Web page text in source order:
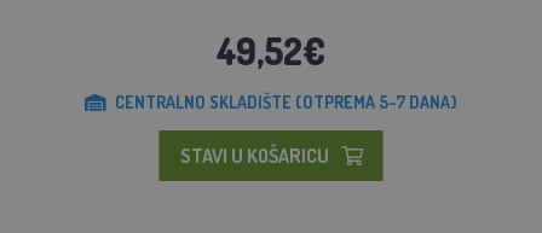
49,52€
CENTRALNO SKLADIŠTE (OTPREMA 5-7 DANA)
STAVI U KOŠARICU